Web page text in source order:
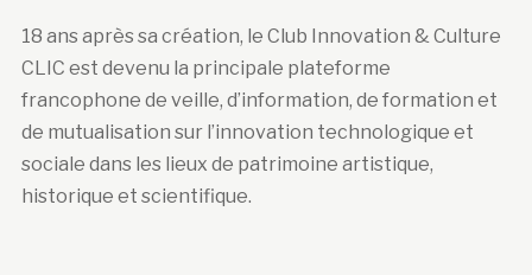
18 ans après sa création, le Club Innovation & Culture
CLIC est devenu la principale plateforme
francophone de veille, d’information, de formation et
de mutualisation sur l’innovation technologique et
sociale dans les lieux de patrimoine artistique,
historique et scientifique.